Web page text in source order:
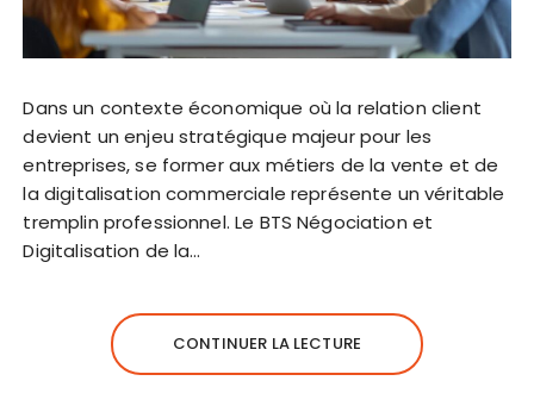
Dans un contexte économique où la relation client
devient un enjeu stratégique majeur pour les
entreprises, se former aux métiers de la vente et de
la digitalisation commerciale représente un véritable
tremplin professionnel. Le BTS Négociation et
Digitalisation de la…
CONTINUER LA LECTURE